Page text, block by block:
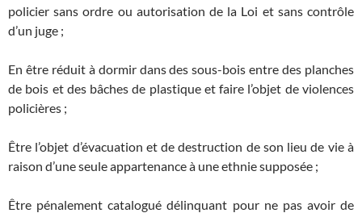
policier sans ordre ou autorisation de la Loi et sans contrôle
d’un juge ;
En être réduit à dormir dans des sous-bois entre des planches
de bois et des bâches de plastique et faire l’objet de violences
policières ;
Être l’objet d’évacuation et de destruction de son lieu de vie à
raison d’une seule appartenance à une ethnie supposée ;
Être pénalement catalogué délinquant pour ne pas avoir de